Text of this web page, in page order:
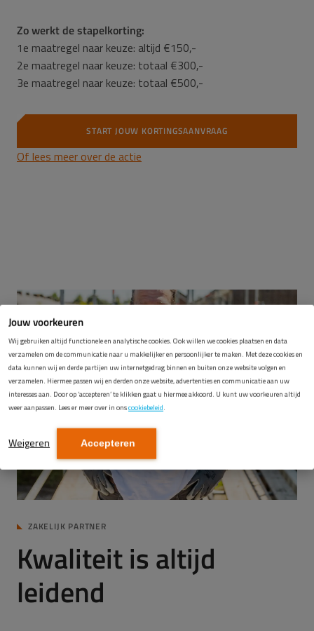
Jouw voorkeuren
Wij gebruiken altijd functionele en analytische cookies. Ook willen we cookies plaatsen en data
verzamelen om de communicatie naar u makkelijker en persoonlijker te maken. Met deze cookies en
data kunnen wij en derde partijen uw internetgedrag binnen en buiten onze website volgen en
verzamelen. Hiermee passen wij en derden onze website, advertenties en communicatie aan uw
interesses aan. Door op ‘accepteren’ te klikken gaat u hiermee akkoord. U kunt uw voorkeuren altijd
weer aanpassen. Lees er meer over in onscookiebeleid.
Weigeren Accepteren
Zo werkt de stapelkorting:
1e maatregel naar keuze: altijd €150,-
2e maatregel naar keuze: totaal €300,-
3e maatregel naar keuze: totaal €500,-
START JOUW KORTINGSAANVRAAG
Of lees meer over de actie
ZAKELIJK PARTNER
Kwaliteit is altijd
leidend